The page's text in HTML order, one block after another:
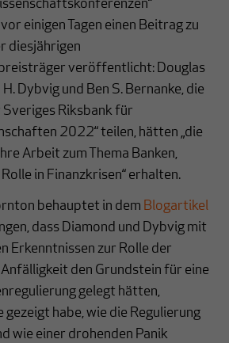
einigen Tagen einen Beitrag zu
diesjährigen
veröffentlicht: Douglas
Dybvig und Ben S. Bernanke, die
Sveriges Riksbank für
2022“ teilen, hätten „die
Arbeit zum Thema Banken,
in Finanzkrisen“ erhalten.
behauptet in dem Blogartikel
dass Diamond und Dybvig mit
Erkenntnissen zur Rolle der
den Grundstein für eine
gelegt hätten,
gezeigt habe, wie die Regulierung
wie einer drohenden Panik